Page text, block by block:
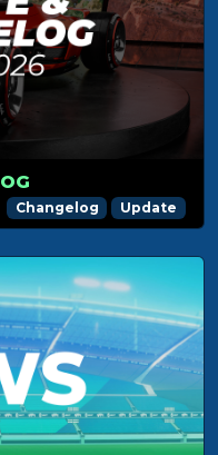
Changelog Update